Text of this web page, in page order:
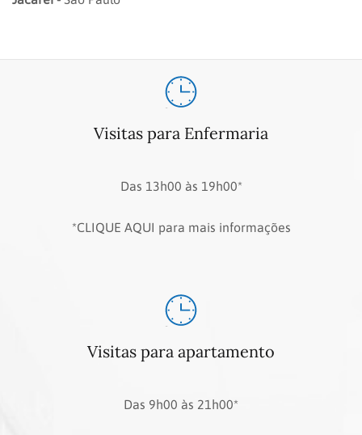
Visitas para Enfermaria
Das 13h00 às 19h00*
*CLIQUE AQUI para mais informações
Visitas para apartamento
Das 9h00 às 21h00*